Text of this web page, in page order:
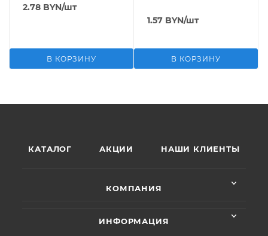
2.78 BYN/шт
В КОРЗИНУ
1.57 BYN/шт
В КОРЗИНУ
КАТАЛОГ АКЦИИ НАШИ КЛИЕНТЫ
КОМПАНИЯ
ИНФОРМАЦИЯ